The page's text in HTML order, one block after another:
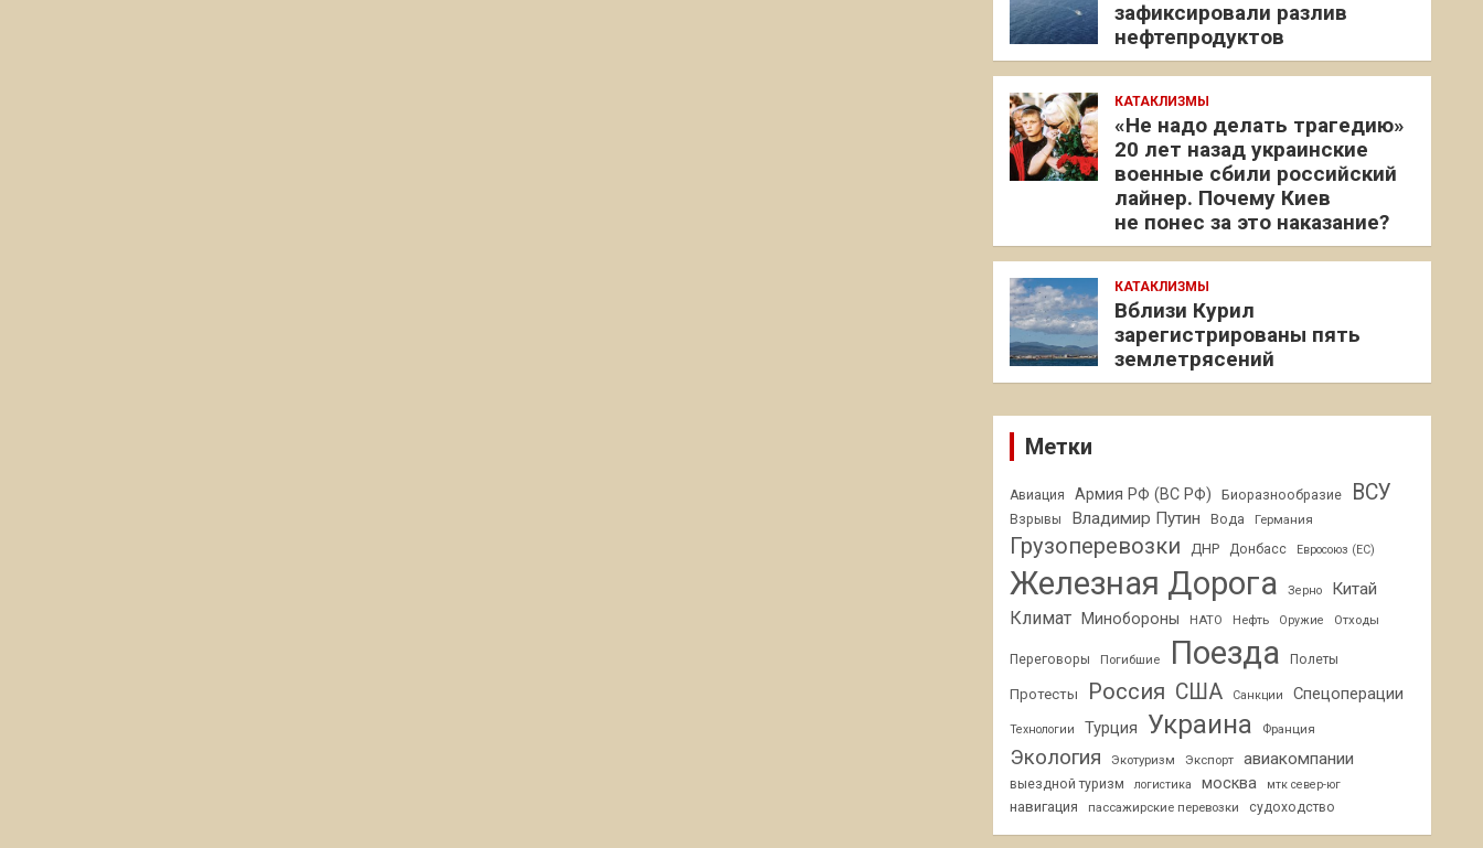
зафиксировали разлив
нефтепродуктов
КАТАКЛИЗМЫ
«Не надо делать трагедию»
20 лет назад украинские
военные сбили российский
лайнер. Почему Киев
не понес за это наказание?
КАТАКЛИЗМЫ
Вблизи Курил
зарегистрированы пять
землетрясений
Метки
Авиация Армия РФ (ВС РФ) Биоразнообразие ВСУ
Взрывы Владимир Путин Вода Германия
Грузоперевозки ДНР Донбасс Евросоюз (ЕС)
Железная Дорога Зерно Китай
Климат Минобороны НАТО Нефть Оружие Отходы
Переговоры Погибшие Поезда Полеты
Протесты Россия США Санкции Спецоперации
Технологии Турция Украина Франция
Экология Экотуризм Экспорт авиакомпании
выездной туризм логистика москва мтк север-юг
навигация пассажирские перевозки судоходство